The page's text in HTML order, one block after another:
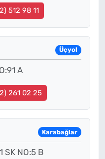
512 98 11
Üçyol
A
261 02 25
Karabağlar
SK NO:5 B